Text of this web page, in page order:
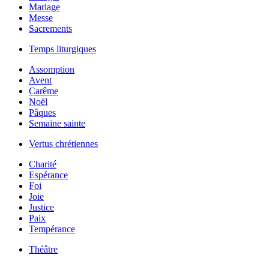
Mariage
Messe
Sacrements
Temps liturgiques
Assomption
Avent
Carême
Noël
Pâques
Semaine sainte
Vertus chrétiennes
Charité
Espérance
Foi
Joie
Justice
Paix
Tempérance
Théâtre